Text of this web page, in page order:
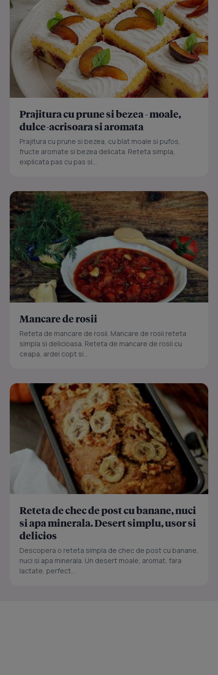
Prajitura cu prune si bezea - moale,
dulce-acrisoara si aromata
Prajitura cu prune si bezea, cu blat moale si pufos,
fructe aromate si bezea delicata. Reteta simpla,
explicata pas cu pas si...
Mancare de rosii
Reteta de mancare de rosii. Mancare de rosii reteta
simpla si delicioasa. Reteta de mancare de rosii cu
ceapa, ardei copt si...
Reteta de chec de post cu banane, nuci
si apa minerala. Desert simplu, usor si
delicios
Descopera o reteta simpla de chec de post cu banane,
nuci si apa minerala. Un desert moale, aromat, fara
lactate, perfect...